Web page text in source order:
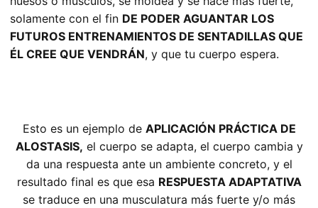
solamente con el fin DE PODER AGUANTAR LOS
FUTUROS ENTRENAMIENTOS DE SENTADILLAS QUE
ÉL CREE QUE VENDRÁN, y que tu cuerpo espera.
Esto es un ejemplo de APLICACIÓN PRÁCTICA DE
ALOSTASIS, el cuerpo se adapta, el cuerpo cambia y
da una respuesta ante un ambiente concreto, y el
resultado final es que esa RESPUESTA ADAPTATIVA
se traduce en una musculatura más fuerte y/o más